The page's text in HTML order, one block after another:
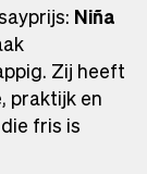
Niña
Zij heeft
praktijk en
fris is